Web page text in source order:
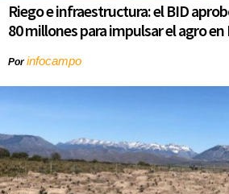
Riego e infraestructura: el BID
80 millones para impulsar el agro en
Porinfocampo